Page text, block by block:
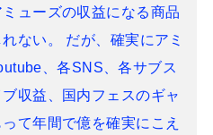
ューズの収益になる商品
ない。 だが、確実にアミ
、各SNS、各サブス
収益、国内フェスのギャ
て年間で億を確実にこえ